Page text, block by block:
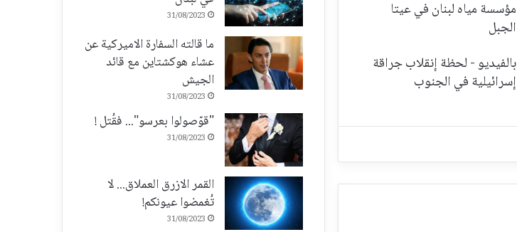
مؤسسة مياه لبنان في عيتا
الجبل
بالفيديو - لحظة إنقلاب جراقة
إسرائيلية في الجنوب
31/08/2023
ما قالته السفارة الاميركية عن
عشاء هوكشتاين مع قائد
الجيش
31/08/2023
"قوّصولوا بعرسو"... فقُتل !
31/08/2023
القمر الازرق العملاق... لا
تُغمضوا عيونكم!
31/08/2023